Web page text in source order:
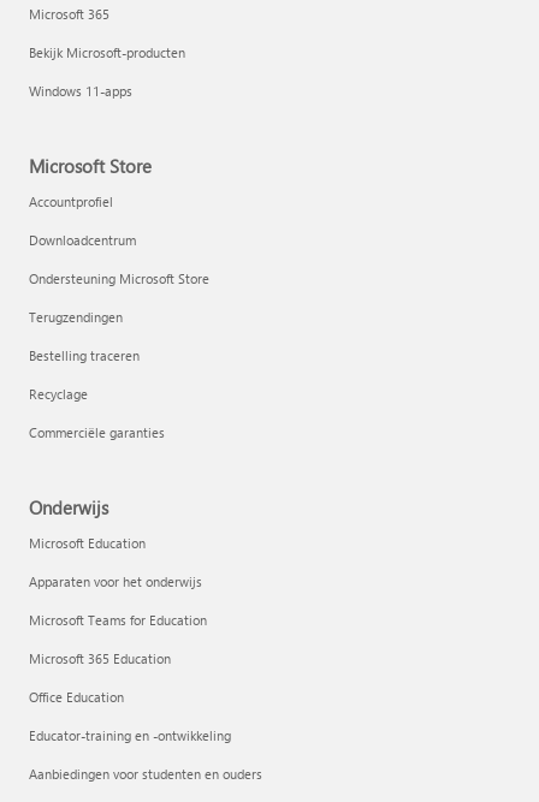
Microsoft 365
Bekijk Microsoft-producten
Windows 11-apps
Microsoft Store
Accountprofiel
Downloadcentrum
Ondersteuning Microsoft Store
Terugzendingen
Bestelling traceren
Recyclage
Commerciële garanties
Onderwijs
Microsoft Education
Apparaten voor het onderwijs
Microsoft Teams for Education
Microsoft 365 Education
Office Education
Educator-training en -ontwikkeling
Aanbiedingen voor studenten en ouders